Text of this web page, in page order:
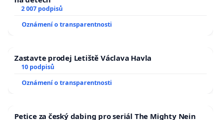
2 007 podpisů
Oznámení o transparentnosti
Zastavte prodej Letiště Václava Havla
10 podpisů
Oznámení o transparentnosti
Petice za český dabing pro seriál The Mighty Nein